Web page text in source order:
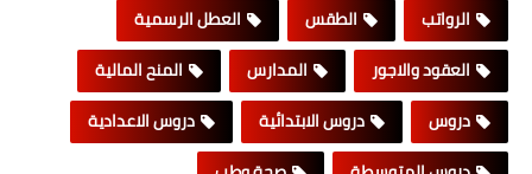
الرواتب
الطقس
العطل الرسمية
العقود والاجور
المدارس
المنح المالية
دروس
دروس الابتدائية
دروس الاعدادية